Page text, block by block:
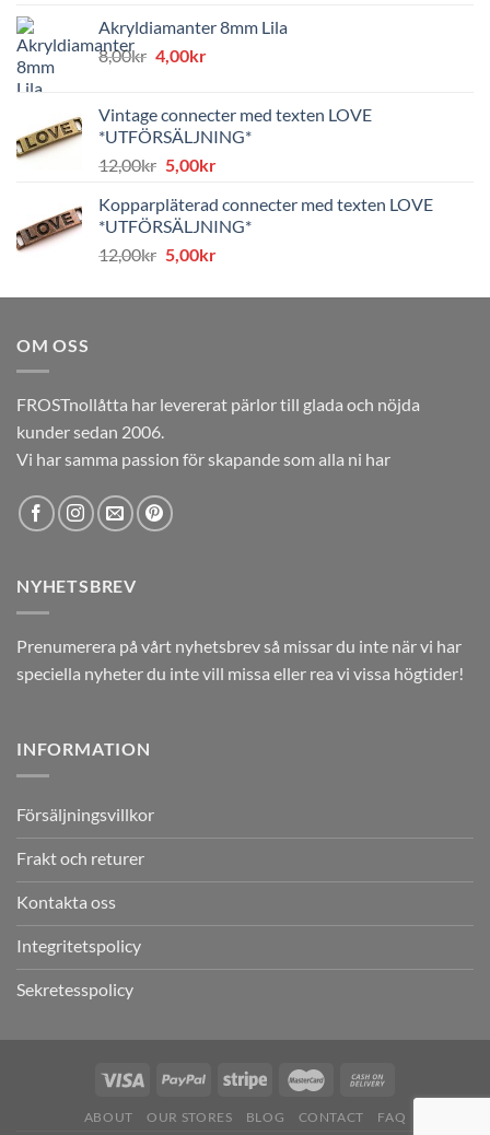
Akryldiamanter 8mm Lila
8,00kr Det
var:
8,00kr.
4,00krDet
är:
4,00kr.
Vintage connecter med texten LOVE
*UTFÖRSÄLJNING*
12,00kr Det
priset
var:
12,00kr.
5,00krDet
priset
är:
5,00kr.
Kopparpläterad connecter med texten LOVE
*UTFÖRSÄLJNING*
12,00kr Det
priset
5,00krDet
priset
OM OSS
FROSTnollåtta har levererat pärlor till glada och nöjda
kunder sedan 2006.
Vi har samma passion för skapande som alla ni har
NYHETSBREV
Prenumerera på vårt nyhetsbrev så missar du inte när vi har
speciella nyheter du inte vill missa eller rea vi vissa högtider!
INFORMATION
Försäljningsvillkor
Frakt och returer
Kontakta oss
Integritetspolicy
Sekretesspolicy
ABOUT OUR STORES BLOG CONTACT FAQ